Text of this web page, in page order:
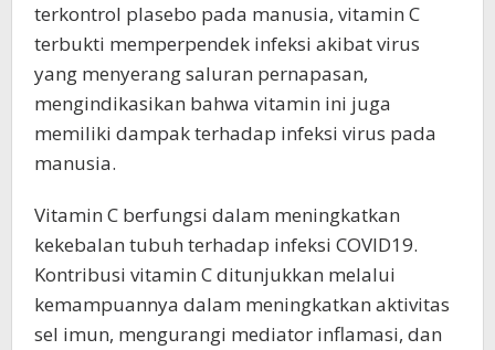
terkontrol plasebo pada manusia, vitamin C
terbukti memperpendek infeksi akibat virus
yang menyerang saluran pernapasan,
mengindikasikan bahwa vitamin ini juga
memiliki dampak terhadap infeksi virus pada
manusia.
Vitamin C berfungsi dalam meningkatkan
kekebalan tubuh terhadap infeksi COVID19.
Kontribusi vitamin C ditunjukkan melalui
kemampuannya dalam meningkatkan aktivitas
sel imun, mengurangi mediator inflamasi, dan